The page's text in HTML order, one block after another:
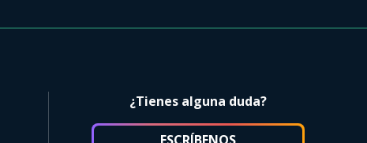
¿Tienes alguna duda?